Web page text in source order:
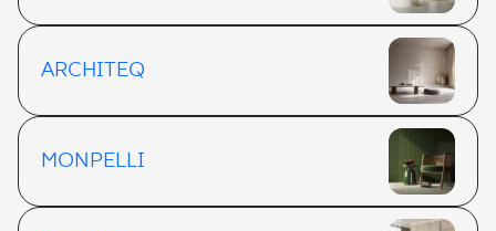
ARCHITEQ
MONPELLI